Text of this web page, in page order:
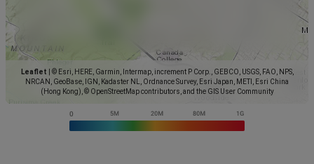
Leaflet
© Esri, HERE, Garmin, Intermap, increment P Corp., GEBCO, USGS, FAO, NPS,
NRCAN, GeoBase, IGN, Kadaster NL, Ordnance Survey, Esri Japan, METI, Esri China
(Hong Kong), © OpenStreetMap contributors, and the GIS User Community